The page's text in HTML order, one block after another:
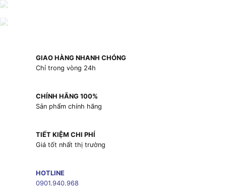
GIAO HÀNG NHANH CHÓNG
Chỉ trong vòng 24h
CHÍNH HÃNG 100%
Sản phẩm chính hãng
TIẾT KIỆM CHI PHÍ
Giá tốt nhất thị trường
HOTLINE
0901.940.968